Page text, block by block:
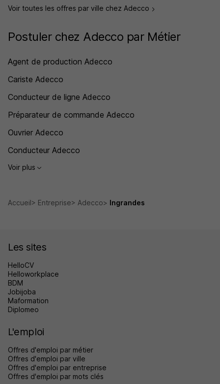
Voir toutes les offres par ville chez Adecco
Postuler chez Adecco par Métier
Agent de production Adecco
Cariste Adecco
Conducteur de ligne Adecco
Préparateur de commande Adecco
Ouvrier Adecco
Conducteur Adecco
Voir plus
Accueil Entreprise Adecco Ingrandes
Les sites
HelloCV
Helloworkplace
BDM
Jobijoba
Maformation
Diplomeo
L'emploi
Offres d'emploi par métier
Offres d'emploi par ville
Offres d'emploi par entreprise
Offres d'emploi par mots clés